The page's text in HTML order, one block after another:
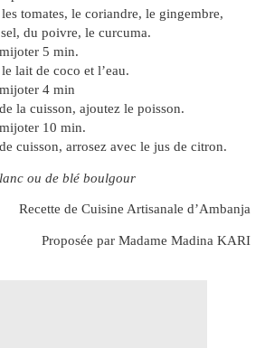
tomates, le coriandre, le gingembre,
du poivre, le curcuma.
5 min.
lait de coco et l’eau.
4 min
la cuisson, ajoutez le poisson.
10 min.
cuisson, arrosez avec le jus de citron.
ou de blé boulgour
Recette de Cuisine Artisanale d’Ambanja
Proposée par Madame Madina KARI